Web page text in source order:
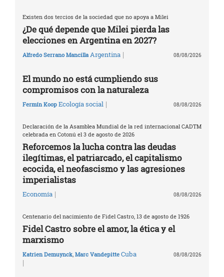
Existen dos tercios de la sociedad que no apoya a Milei
¿De qué depende que Milei pierda las
elecciones en Argentina en 2027?
Alfredo Serrano Mancilla Argentina | 08/08/2026
El mundo no está cumpliendo sus
compromisos con la naturaleza
Fermín Koop Ecología social | 08/08/2026
Declaración de la Asamblea Mundial de la red internacional CADTM
celebrada en Cotonú el 3 de agosto de 2026
Reforcemos la lucha contra las deudas
ilegítimas, el patriarcado, el capitalismo
ecocida, el neofascismo y las agresiones
imperialistas
Economía | 08/08/2026
Centenario del nacimiento de Fidel Castro, 13 de agosto de 1926
Fidel Castro sobre el amor, la ética y el
marxismo
Katrien Demuynck, Marc Vandepitte Cuba
|
08/08/2026